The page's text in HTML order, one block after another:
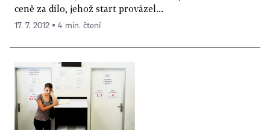
ceně za dílo, jehož start provázel...
17. 7. 2012 ▪ 4 min. čtení